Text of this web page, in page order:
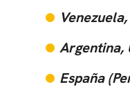
Argentina,
España